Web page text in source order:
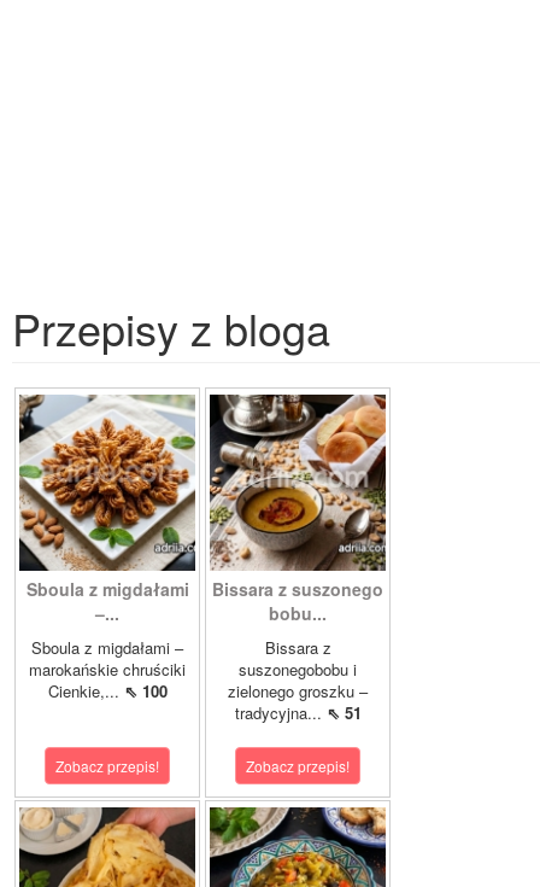
Przepisy z bloga
Sboula z migdałami
–...
Sboula z migdałami –
marokańskie chruściki
Cienkie,... ⇖ 100
Zobacz przepis!
Bissara z suszonego
bobu...
Bissara z
suszonegobobu i
zielonego groszku –
tradycyjna... ⇖ 51
Zobacz przepis!